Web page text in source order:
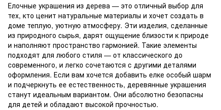
Елочные украшения из дерева — это отличный выбор для
тех, кто ценит натуральные материалы и хочет создать в
доме теплую, уютную атмосферу. Эти изделия, сделанные
из природного сырья, дарят ощущение близости к природе
и наполняют пространство гармонией. Такие элементы
подходят для любого стиля — от классического до
современного, и легко сочетаются с другими деталями
оформления. Если вам хочется добавить елке особый шарм
и подчеркнуть ее естественность, деревянные украшения
станут идеальным вариантом. Они абсолютно безопасны
для детей и обладают высокой прочностью.